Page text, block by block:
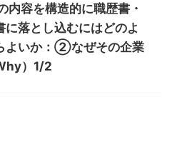
内容を構造的に職歴書・
に落とし込むにはどのよ
よいか：②なぜその企業
）1/2